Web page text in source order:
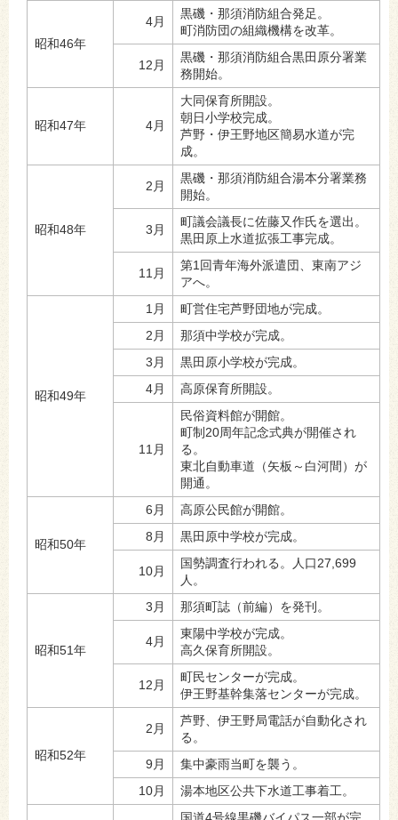
昭和46年
4月
黒磯・那須消防組合発足。
町消防団の組織機構を改革。
12月
黒磯・那須消防組合黒田原分署業
務開始。
昭和47年 4月
大同保育所開設。
朝日小学校完成。
芦野・伊王野地区簡易水道が完
成。
昭和48年
2月
黒磯・那須消防組合湯本分署業務
開始。
3月
町議会議長に佐藤又作氏を選出。
黒田原上水道拡張工事完成。
11月
第1回青年海外派遣団、東南アジ
アへ。
昭和49年
1月
町営住宅芦野団地が完成。
2月
那須中学校が完成。
3月
黒田原小学校が完成。
4月
高原保育所開設。
11月
民俗資料館が開館。
町制20周年記念式典が開催され
る。
東北自動車道（矢板～白河間）が
開通。
昭和50年
6月
高原公民館が開館。
8月
黒田原中学校が完成。
10月
国勢調査行われる。人口27,699
人。
昭和51年
3月 那須町誌（前編）を発刊。
4月
東陽中学校が完成。
高久保育所開設。
12月
町民センターが完成。
伊王野基幹集落センターが完成。
昭和52年
2月
芦野、伊王野局電話が自動化され
る。
9月
集中豪雨当町を襲う。
10月
湯本地区公共下水道工事着工。